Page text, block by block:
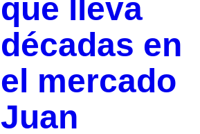
que lleva
décadas en
el mercado
Juan